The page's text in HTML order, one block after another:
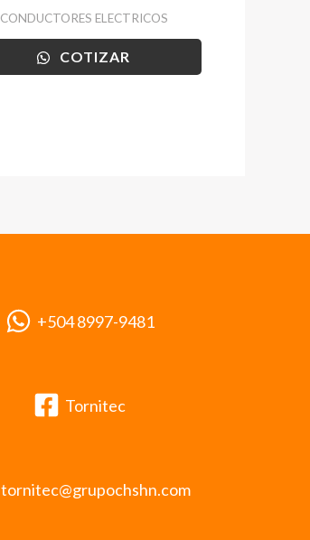
CONDUCTORES ELECTRICOS
COTIZAR
+504 8997-9481
Tornitec
tornitec@grupochshn.com